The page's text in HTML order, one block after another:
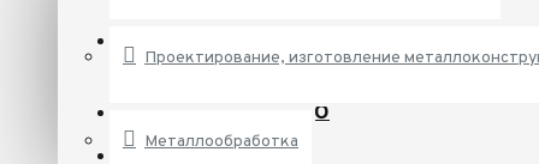
Проектирование, изготовление
Металлообработка
Предзаказ
ESCO
Артикул: U60L